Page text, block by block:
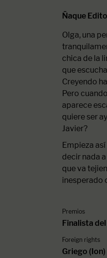
Ñaque
Olga, una
chica de la
que
Creyendo
Pero
aparece
quiere ser
Javier?
Empieza así
decir nada
que va
inesperado
Premios
Finalista
Foreign rights
Griego (Ion)